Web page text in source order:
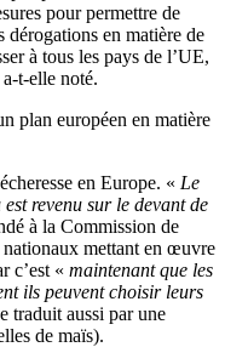
pour permettre de
dérogations en matière de
à tous les pays de l’UE,
t-elle noté.
plan européen en matière
en Europe. « Le
revenu sur le devant de
à la Commission de
nationaux mettant en œuvre
c’est « maintenant que les
ils peuvent choisir leurs
traduit aussi par une
de maïs).